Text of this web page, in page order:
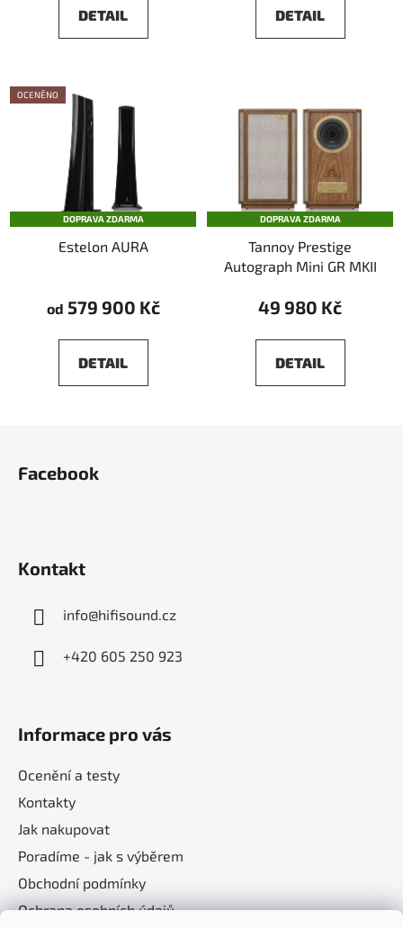
DETAIL DETAIL
OCENĚNO
DOPRAVA ZDARMA
Estelon AURA
od 579 900 Kč
DETAIL
DOPRAVA ZDARMA
Tannoy Prestige
Autograph Mini GR MKII
49 980 Kč
DETAIL
Facebook
Kontakt
info@hifisound.cz
+420 605 250 923
Informace pro vás
Ocenění a testy
Kontakty
Jak nakupovat
Poradíme - jak s výběrem
Obchodní podmínky
Ochrana osobních údajů